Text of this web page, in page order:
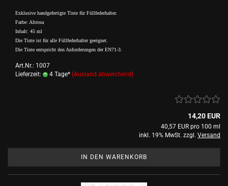
Exklusive handgefertigte Tinte für Füllfederhalter.
Farbe: Altrosa
Inhalt: 45 ml
Die Tinte ist für alle Füllfederhalter geeignet.
Die Tinte entspricht den Anforderungen der EN71-3.
Art.Nr.: 1007
Lieferzeit:
4 Tage* (Ausland abweichend)
14,20 EUR
40,57 EUR pro 100 ml
inkl. 19% MwSt. zzgl. Versand
IN DEN WARENKORB